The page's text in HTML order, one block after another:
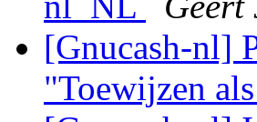
[Gnucash-nl]
"Toewijzen